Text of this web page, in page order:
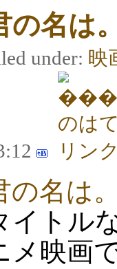
の名は
under: 映
の名は
イトル
メ映画